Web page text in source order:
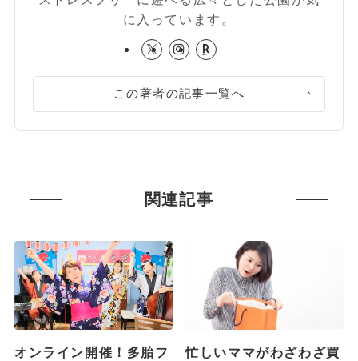
に入っています。
この著者の記事一覧へ
関連記事
オンライン開催！多胎フ
忙しいママがわざわざ買